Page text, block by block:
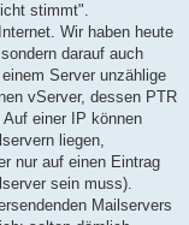
stimmt".
Wir haben heute
darauf auch
Server unzählige
vServer, dessen PTR
einer IP können
liegen,
nur auf einen Eintrag
sein muss).
Mailservers